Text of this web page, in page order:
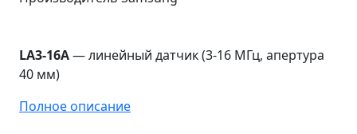
LA3-16A— линейный датчик (3-16 МГц, апертура
40 мм)
Полное описание